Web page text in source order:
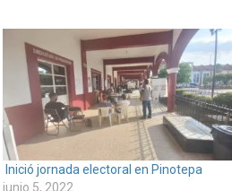
Inició jornada electoral en Pinotepa
junio 5, 2022